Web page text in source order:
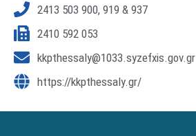
2413 503 900, 919 & 937
2410 592 053
kkpthessaly@1033.syzefxis.gov.gr
https://kkpthessaly.gr/